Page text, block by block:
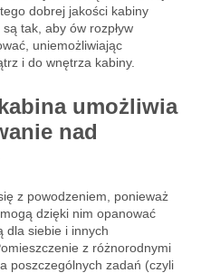
dobrej jakości kabiny
tak, aby ów rozpływ
uniemożliwiając
i do wnętrza kabiny.
umożliwia
nad
z powodzeniem, ponieważ
dzięki nim opanować
dla siebie i innych
z różnorodnymi
poszczególnych zadań (czyli